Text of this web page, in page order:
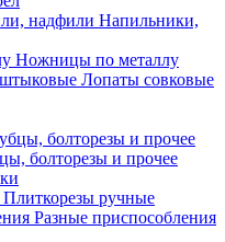
Напильники,
Ножницы по металлу
Лопаты совковые
болторезы и прочее
Плиткорезы ручные
Разные приспособления